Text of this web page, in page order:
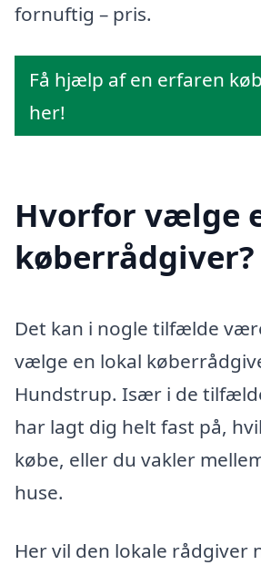
fornuftig – pris.
Få hjælp af en erfaren
her!
Hvorfor vælge
køberrådgiver?
Det kan i nogle tilfælde
vælge en lokal
Hundstrup. Især i de
har lagt dig helt fast på,
købe, eller du vakler
huse.
Her vil den lokale rådgiver